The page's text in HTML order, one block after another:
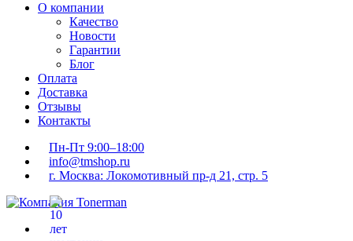
О компании
Качество
Новости
Гарантии
Блог
Оплата
Доставка
Отзывы
Контакты
Пн-Пт 9:00–18:00
info@tmshop.ru
г. Москва: Локомотивный пр-д 21, стр. 5